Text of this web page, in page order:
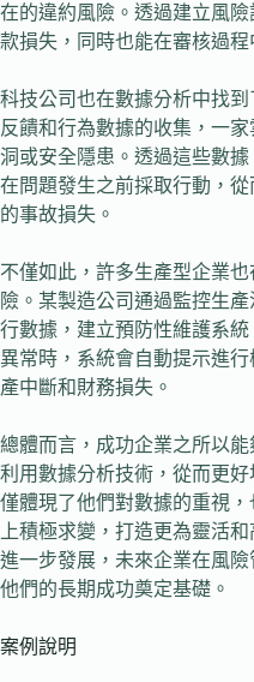
在的違約風險。透過建立風
款損失，同時也能在審核過
科技公司也在數據分析中找
反饋和行為數據的收集，一
洞或安全隱患。透過這些數
在問題發生之前採取行動，
的事故損失。
不僅如此，許多生產型企業
險。某製造公司通過監控生
行數據，建立預防性維護系
異常時，系統會自動提示進
產中斷和財務損失。
總體而言，成功企業之所以
利用數據分析技術，從而更
僅體現了他們對數據的重視
上積極求變，打造更為靈活
進一步發展，未來企業在風
他們的長期成功奠定基礎。
案例說明